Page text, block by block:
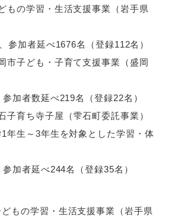
もの学習・生活支援事業（岩手県
参加者延べ1676名（登録112名）
市子ども・子育て支援事業（盛岡
加者数延べ219名（登録22名）
子育ち寺子屋（雫石町委託事業）
年生～3年生を対象とした学習・体
加者延べ244名（登録35名）
どもの学習・生活支援事業（岩手県